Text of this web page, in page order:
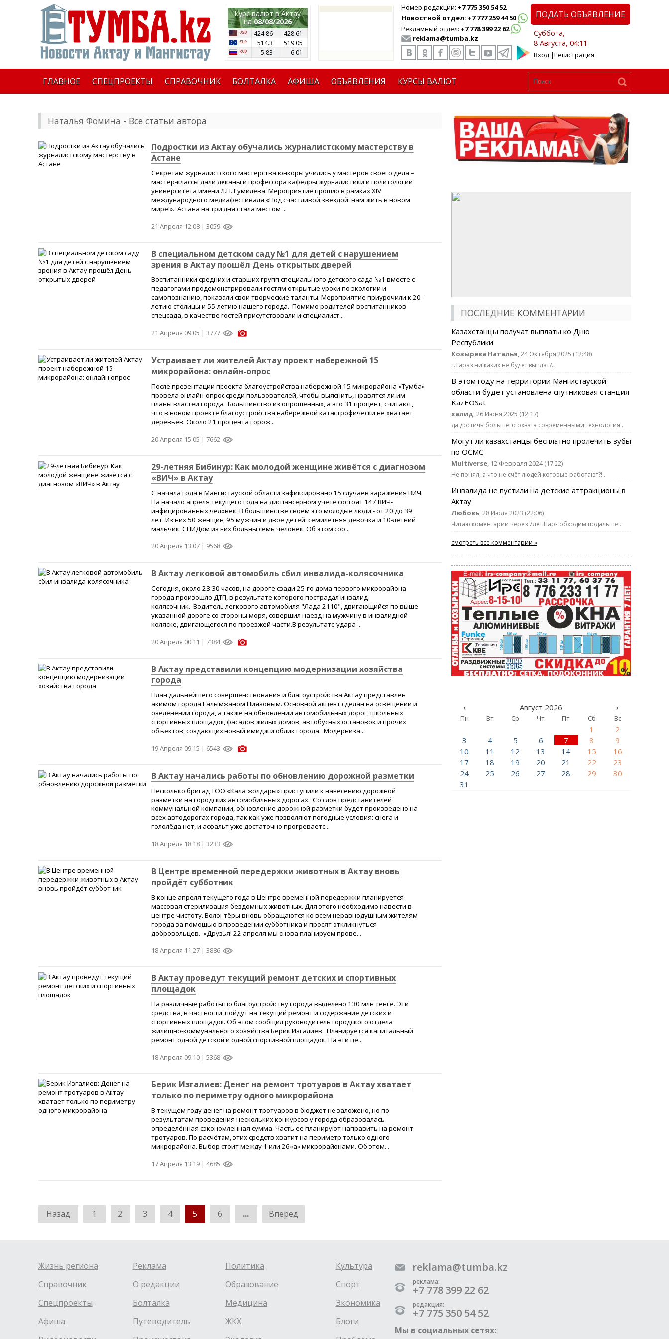
Курс валют в Актау
на08/08/2026
424.86
428.61
514.3
519.05
5.83
6.01
Номер редакции: +7 775 350 54 52
Новостной отдел: +7 777 259 44 50
Рекламный отдел: +7 778 399 22 62
reklama@tumba.kz
ПОДАТЬ ОБЪЯВЛЕНИЕ
Суббота,
8 Августа, 04:11
Вход|Регистрация
ГЛАВНОЕ СПЕЦПРОЕКТЫ СПРАВОЧНИК БОЛТАЛКА АФИША ОБЪЯВЛЕНИЯ КУРСЫ ВАЛЮТ
Наталья Фомина - Все статьи автора
Подростки из Актау обучались журналистскому мастерству в
Астане
Секретам журналистского мастерства юнкоры учились у мастеров своего дела –
мастер-классы дали деканы и профессора кафедры журналистики и политологии
университета имени Л.Н. Гумилева. Мероприятие прошло в рамках XIV
международного медиафестиваля «Под счастливой звездой: нам жить в новом
мире!». Астана на три дня стала местом ...
21 Апреля 12:08 | 3059
В специальном детском саду №1 для детей с нарушением
зрения в Актау прошёл День открытых дверей
Воспитанники средних и старших групп специального детского сада №1 вместе с
педагогами продемонстрировали гостям открытые уроки по экологии и
самопознанию, показали свои творческие таланты. Мероприятие приурочили к 20-
летию столицы и 55-летию нашего города. Помимо родителей воспитанников
спецсада, в качестве гостей присутствовали и специалист...
21 Апреля 09:05 | 3777
Устраивает ли жителей Актау проект набережной 15
микрорайона: онлайн-опрос
После презентации проекта благоустройства набережной 15 микрорайона «Тумба»
провела онлайн-опрос среди пользователей, чтобы выяснить, нравятся ли им
планы властей города. Большинство из опрошенных, а это 31 процент, считают,
что в новом проекте благоустройства набережной катастрофически не хватает
деревьев. Около 21 процента горож...
20 Апреля 15:05 | 7662
29-летняя Бибинур: Как молодой женщине живётся с диагнозом
«ВИЧ» в Актау
С начала года в Мангистауской области зафиксировано 15 случаев заражения ВИЧ.
На начало апреля текущего года на диспансерном учете состоят 147 ВИЧ-
инфицированных человек. В большинстве своём это молодые люди - от 20 до 39
лет. Из них 50 женщин, 95 мужчин и двое детей: семилетняя девочка и 10-летний
мальчик. СПИДом из них больны семь человек. Об этом соо...
20 Апреля 13:07 | 9568
В Актау легковой автомобиль сбил инвалида-колясочника
Сегодня, около 23:30 часов, на дороге сзади 25-го дома первого микрорайона
города произошло ДТП, в результате которого пострадал инвалид-
колясочник. Водитель легкового автомобиля "Лада 2110", двигающийся по выше
указанной дороге со стороны моря, совершил наезд на мужчину в инвалидной
коляске, двигающегося по проезжей части.В результате удара ...
20 Апреля 00:11 | 7384
В Актау представили концепцию модернизации хозяйства
города
План дальнейшего совершенствования и благоустройства Актау представлен
акимом города Галымжаном Ниязовым. Основной акцент сделан на освещении и
озеленении города, а также на обновлении автомобильных дорог, школьных
спортивных площадок, фасадов жилых домов, автобусных остановок и прочих
объектов, создающих новый имидж и облик города. Модерниза...
19 Апреля 09:15 | 6543
В Актау начались работы по обновлению дорожной разметки
Несколько бригад ТОО «Кала жолдары» приступили к нанесению дорожной
разметки на городских автомобильных дорогах. Со слов представителей
коммунальной компании, обновление дорожной разметки будет произведено на
всех автодорогах города, так как уже позволяют погодные условия: снега и
гололёда нет, и асфальт уже достаточно прогреваетс...
18 Апреля 18:18 | 3233
В Центре временной передержки животных в Актау вновь
пройдёт субботник
В конце апреля текущего года в Центре временной передержки планируется
массовая стерилизация бездомных животных. Для этого необходимо навести в
центре чистоту. Волонтёры вновь обращаются ко всем неравнодушным жителям
города за помощью в проведении субботника и просят откликнуться
добровольцев. «Друзья! 22 апреля мы снова планируем прове...
18 Апреля 11:27 | 3886
В Актау проведут текущий ремонт детских и спортивных
площадок
На различные работы по благоустройству города выделено 130 млн тенге. Эти
средства, в частности, пойдут на текущий ремонт и содержание детских и
спортивных площадок. Об этом сообщил руководитель городского отдела
жилищно-коммунального хозяйства Берик Изгалиев. Планируется капитальный
ремонт одной детской и одной спортивной площадок. На эти це...
18 Апреля 09:10 | 5368
Берик Изгалиев: Денег на ремонт тротуаров в Актау хватает
только по периметру одного микрорайона
В текущем году денег на ремонт тротуаров в бюджет не заложено, но по
результатам проведения нескольких конкурсов у города образовалась
определённая сэкономленная сумма. Часть ее планируют направить на ремонт
тротуаров. По расчётам, этих средств хватит на периметр только одного
микрорайона. Выбор стоит между 1 или 26«а» микрорайонами. Об этом...
17 Апреля 13:19 | 4685
Назад 1 2 3 4 5 6 ... Вперед
ПОСЛЕДНИЕ КОММЕНТАРИИ
Казахстанцы получат выплаты ко Дню
Республики
Козырева Наталья, 24 Октября 2025 (12:48)
г.Тараз ни каких не будет выплат?..
В этом году на территории Мангистауской
области будет установлена спутниковая станция
KazEOSat
халид, 26 Июня 2025 (12:17)
да достичь большего охвата современными технология..
Могут ли казахстанцы бесплатно пролечить зубы
по ОСМС
Multiverse, 12 Февраля 2024 (17:22)
Не понял, а что не счёт людей которые работают?!..
Инвалида не пустили на детские аттракционы в
Актау
Любовь, 28 Июля 2023 (22:06)
Читаю коментарии через 7лет.Парк обходим подальше ..
смотреть все комментарии »
‹ Август 2026 ›
Пн Вт Ср Чт Пт Сб Вс
1
2
3
4 5 6 7 8
9
10
11 12 13 14 15
16
17
18 19 20 21 22
23
24
25 26 27 28 29
30
31
Жизнь региона
Справочник
Спецпроекты
Афиша
Реклама
О редакции
Болталка
Путеводитель
Политика
Образование
Медицина
ЖКХ
Культура
Спорт
Экономика
Блоги
reklama@tumba.kz
реклама:
+7 778 399 22 62
редакция:
+7 775 350 54 52
Мы в социальных сетях: